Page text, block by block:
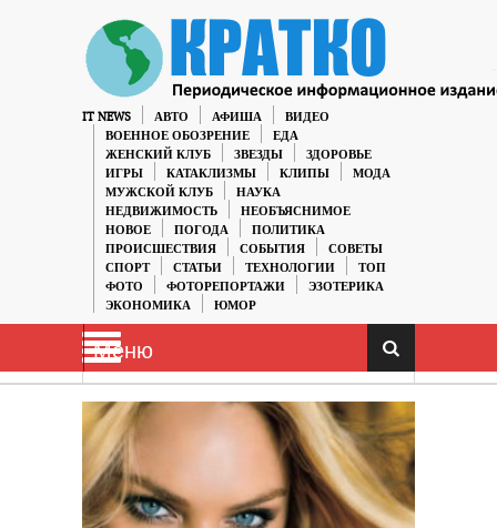
IT NEWS АВТО АФИША
ВИДЕО
ВОЕННОЕ ОБОЗРЕНИЕ
ЕДА
ЖЕНСКИЙ КЛУБ
ЗВЕЗДЫ
ЗДОРОВЬЕ
ИГРЫ
КАТАКЛИЗМЫ КЛИПЫ
МОДА
МУЖСКОЙ КЛУБ
НАУКА
НЕДВИЖИМОСТЬ
НЕОБЪЯСНИМОЕ
НОВОЕ
ПОГОДА
ПОЛИТИКА
ПРОИСШЕСТВИЯ
СОБЫТИЯ
СОВЕТЫ
СПОРТ
СТАТЬИ ТЕХНОЛОГИИ
ТОП
ФОТО
ФОТОРЕПОРТАЖИ
ЭЗОТЕРИКА
ЭКОНОМИКА
ЮМОР
Меню